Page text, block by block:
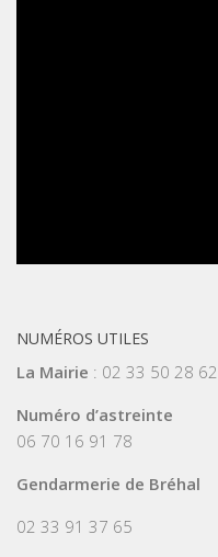
NUMÉROS UTILES
La Mairie : 02 33 50 28 62
Numéro d’astreinte
06 70 16 91 78
Gendarmerie de Bréhal
02 33 91 37 65